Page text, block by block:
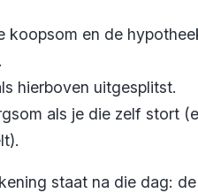
koopsom en de
hierboven uitgesplitst.
als je die zelf stort
staat na die dag: de